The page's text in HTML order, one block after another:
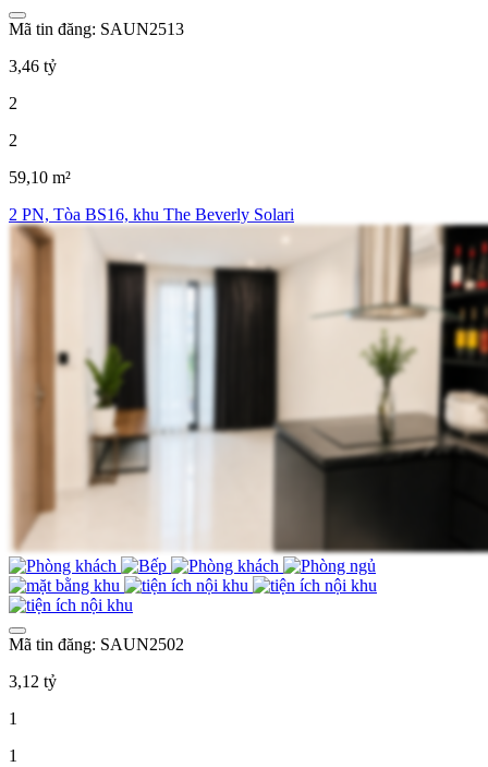
Mã tin đăng: SAUN2513
3,46 tỷ
2
2
59,10 m²
2 PN, Tòa BS16, khu The Beverly Solari
Mã tin đăng: SAUN2502
3,12 tỷ
1
1